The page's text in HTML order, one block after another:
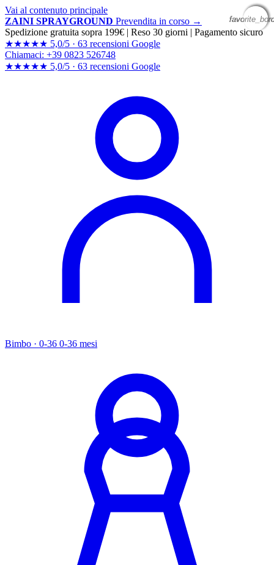
Vai al contenuto principale
ZAINI SPRAYGROUND Prevendita in corso →
Spedizione gratuita sopra 199€ | Reso 30 giorni | Pagamento sicuro
★★★★★ 5,0/5 · 63 recensioni Google
Chiamaci: +39 0823 526748
★★★★★ 5,0/5 · 63 recensioni Google
Bimbo · 0-36 0-36 mesi